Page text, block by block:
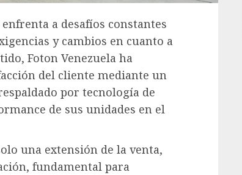
a desafíos constantes
y cambios en cuanto a
Foton Venezuela ha
del cliente mediante un
por tecnología de
de sus unidades en el
una extensión de la venta,
fundamental para